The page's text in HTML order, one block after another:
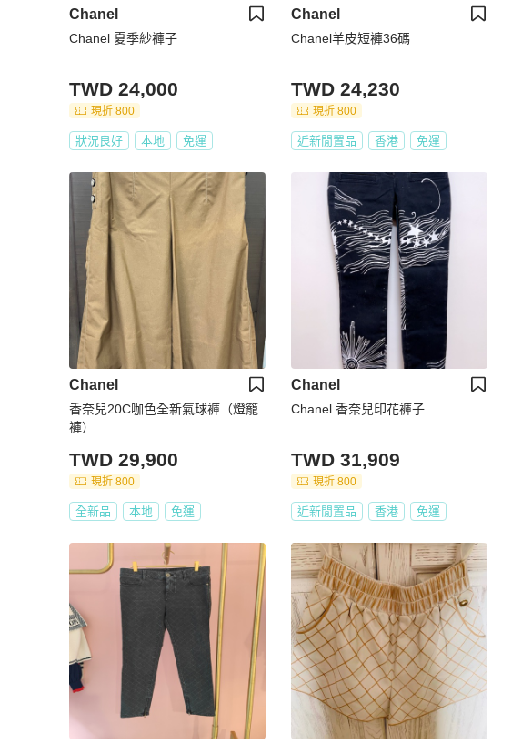
Chanel
Chanel 夏季紗褲子
TWD 24,000
現折 800
狀況良好 本地 免運
Chanel
Chanel羊皮短褲36碼
TWD 24,230
現折 800
近新閒置品 香港 免運
Chanel
香奈兒20C咖色全新氣球褲（燈籠
褲）
TWD 29,900
現折 800
全新品 本地 免運
Chanel
Chanel 香奈兒印花褲子
TWD 31,909
現折 800
近新閒置品 香港 免運